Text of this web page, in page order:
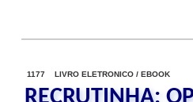
1177 LIVRO ELETRONICO / EBOOK